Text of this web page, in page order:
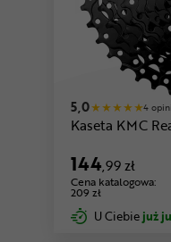
5,0 4
Kaseta KMC
144,99 zł
Cena katalogowa:
209 zł
U Ciebie już